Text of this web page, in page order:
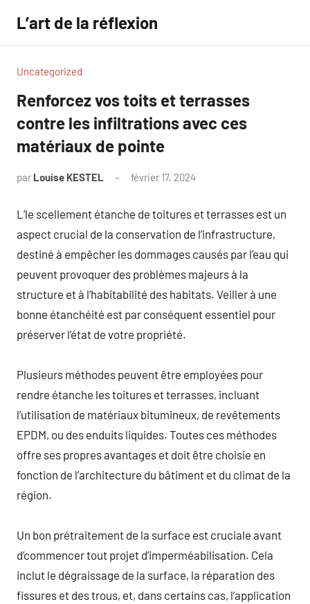
contenu
L’art de la réflexion
Uncategorized
Renforcez vos toits et terrasses
contre les infiltrations avec ces
matériaux de pointe
par Louise KESTEL février 17, 2024
L’le scellement étanche de toitures et terrasses est un
aspect crucial de la conservation de l’infrastructure,
destiné à empêcher les dommages causés par l’eau qui
peuvent provoquer des problèmes majeurs à la
structure et à l’habitabilité des habitats. Veiller à une
bonne étanchéité est par conséquent essentiel pour
préserver l’état de votre propriété.
Plusieurs méthodes peuvent être employées pour
rendre étanche les toitures et terrasses, incluant
l’utilisation de matériaux bitumineux, de revêtements
EPDM, ou des enduits liquides. Toutes ces méthodes
offre ses propres avantages et doit être choisie en
fonction de l’architecture du bâtiment et du climat de la
région.
Un bon prétraitement de la surface est cruciale avant
d’commencer tout projet d’imperméabilisation. Cela
inclut le dégraissage de la surface, la réparation des
fissures et des trous, et, dans certains cas, l’application